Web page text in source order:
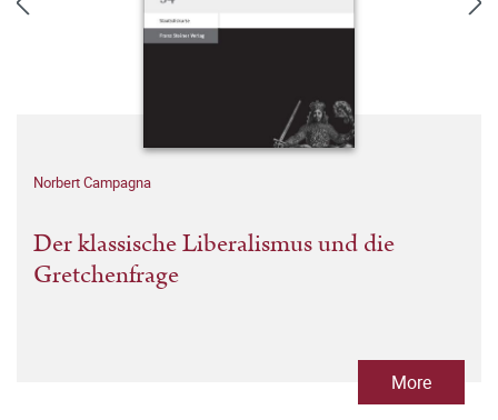
Norbert Campagna
Der klassische Liberalismus und die
Gretchenfrage
More